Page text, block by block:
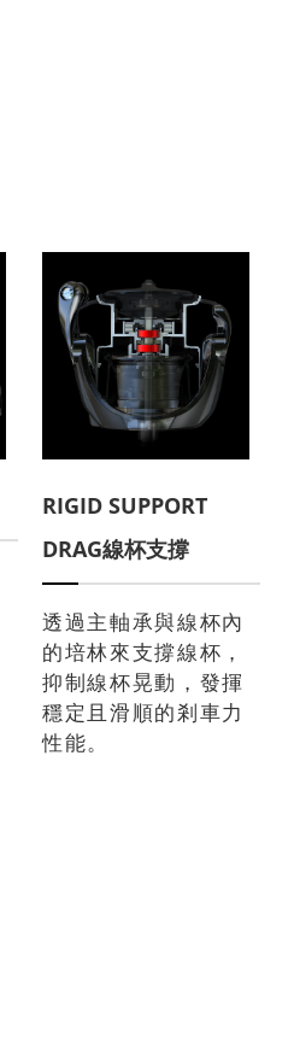
RIGID SUPPORT
DRAG線杯支撐
透過主軸承與線杯內
的培林來支撐線杯，
抑制線杯晃動，發揮
穩定且滑順的剎車力
性能。